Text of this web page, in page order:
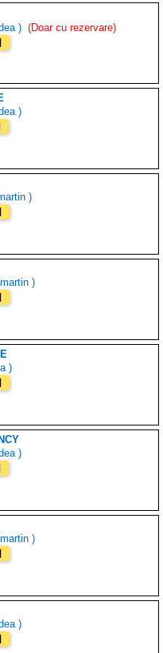
) (Doar cu rezervare)
)
)
)
)
)
)
)